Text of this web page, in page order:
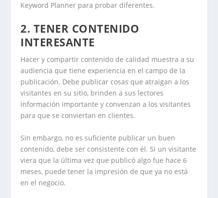
Keyword Planner para probar diferentes.
2. TENER CONTENIDO
INTERESANTE
Hacer y compartir contenido de calidad muestra a su
audiencia que tiene experiencia en el campo de la
publicación. Debe publicar cosas que atraigan a los
visitantes en su sitio, brinden a sus lectores
información importante y convenzan a los visitantes
para que se conviertan en clientes.
Sin embargo, no es suficiente publicar un buen
contenido, debe ser consistente con él. Si un visitante
viera que la última vez que publicó algo fue hace 6
meses, puede tener la impresión de que ya no está
en el negocio.